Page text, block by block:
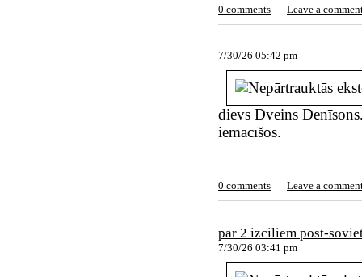
0 comments Leave a
7/30/26 05:42 pm
dievs Dveins
iemācīšos.
0 comments Leave a
par 2 izciliem post-
7/30/26 03:41 pm